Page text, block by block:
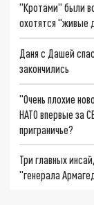
"Кротами" были
охотятся "живые
Даня с Дашей
закончились
"Очень плохие
НАТО впервые за
приграничье?
Три главных
"генерала